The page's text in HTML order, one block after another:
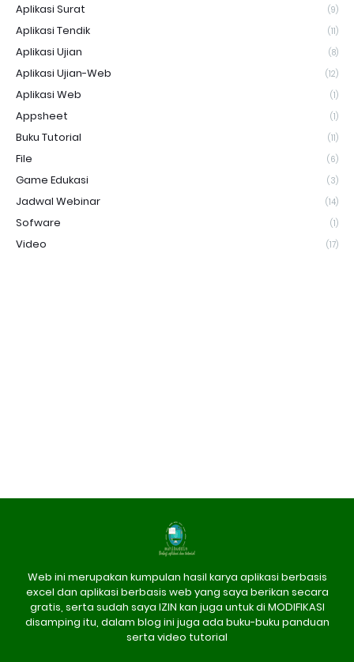
Aplikasi Surat (9)
Aplikasi Tendik (11)
Aplikasi Ujian (8)
Aplikasi Ujian-Web (12)
Aplikasi Web (1)
Appsheet (1)
Buku Tutorial (11)
File (6)
Game Edukasi (3)
Jadwal Webinar (14)
Sofware (1)
Video (17)
Web ini merupakan kumpulan hasil karya aplikasi berbasis
excel dan aplikasi berbasis web yang saya berikan secara
gratis, serta sudah saya IZIN kan juga untuk di MODIFIKASI
disamping itu, dalam blog ini juga ada buku-buku panduan
serta video tutorial